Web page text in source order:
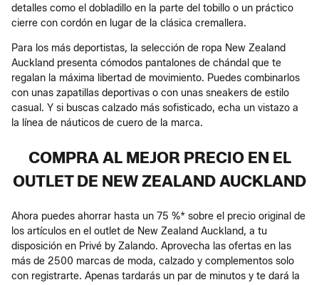
detalles como el dobladillo en la parte del tobillo o un práctico
cierre con cordón en lugar de la clásica cremallera.
Para los más deportistas, la selección de ropa New Zealand
Auckland presenta cómodos pantalones de chándal que te
regalan la máxima libertad de movimiento. Puedes combinarlos
con unas zapatillas deportivas o con unas sneakers de estilo
casual. Y si buscas calzado más sofisticado, echa un vistazo a
la línea de náuticos de cuero de la marca.
COMPRA AL MEJOR PRECIO EN EL
OUTLET DE NEW ZEALAND AUCKLAND
Ahora puedes ahorrar hasta un 75 %* sobre el precio original de
los artículos en el outlet de New Zealand Auckland, a tu
disposición en Privé by Zalando. Aprovecha las ofertas en las
más de 2500 marcas de moda, calzado y complementos solo
con registrarte. Apenas tardarás un par de minutos y te dará la